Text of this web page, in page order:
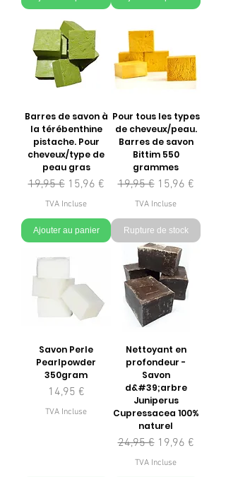
Barres de savon à
la térébenthine
pistache. Pour
cheveux/type de
peau gras
Prix original
19,95 € Prix promotionnel
15,96 €
TVA Incluse
Ajouter au panier
Pour tous les types
de cheveux/peau.
Barres de savon
Bittim 550
grammes
Prix original
19,95 € Prix
15,96 €
TVA Incluse
Rupture de stock
Savon Perle
Pearlpowder
350gram
Prix
14,95 €
TVA Incluse
Nettoyant en
profondeur -
Savon
d&#39;arbre
Juniperus
Cupressacea 100%
naturel
Prix original
24,95 € Prix
19,96 €
TVA Incluse